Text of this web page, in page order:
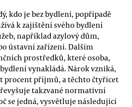
kdo je bez bydlení, popřípadě
k zajištění svého bydlení
například azylový dům,
ústavní zařízení. Dalším
prostředků, které osoba,
vynakládá. Nárok vzniká,
procent příjmů, a těchto čtyřicet
takzvané normativní
se jedná, vysvětluje následující